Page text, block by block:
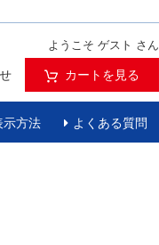
ようこそ ゲスト さん
カートを見る
示方法 よくある質問